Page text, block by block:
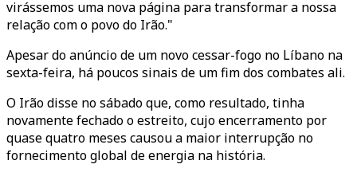
virássemos uma nova página para transformar a nossa
relação com o povo do Irão."
Apesar do anúncio de um novo cessar-fogo no Líbano na
sexta-feira, há poucos sinais de um fim dos combates ali.
O Irão disse no sábado que, como resultado, tinha
novamente fechado o estreito, cujo encerramento por
quase quatro meses causou a maior interrupção no
fornecimento global de energia na história.